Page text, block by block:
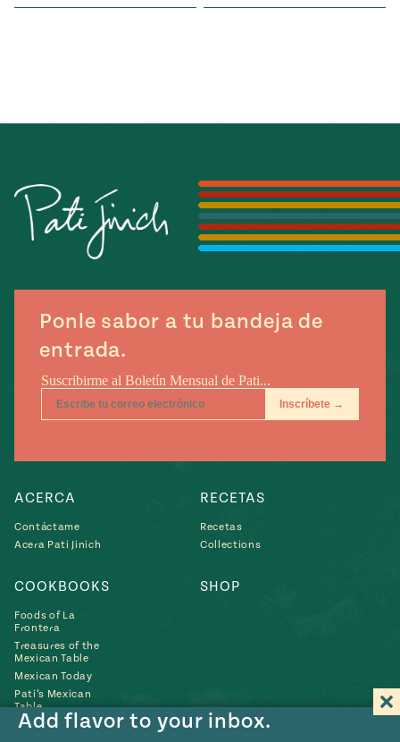
Add flavor to your inbox.
Ponle sabor a tu bandeja de
entrada.
ACERCA
Contáctame
Acera Pati Jinich
RECETAS
Recetas
Collections
COOKBOOKS
Foods of La
Frontera
Treasures of the
Mexican Table
Mexican Today
Pati’s Mexican
Table
SHOP